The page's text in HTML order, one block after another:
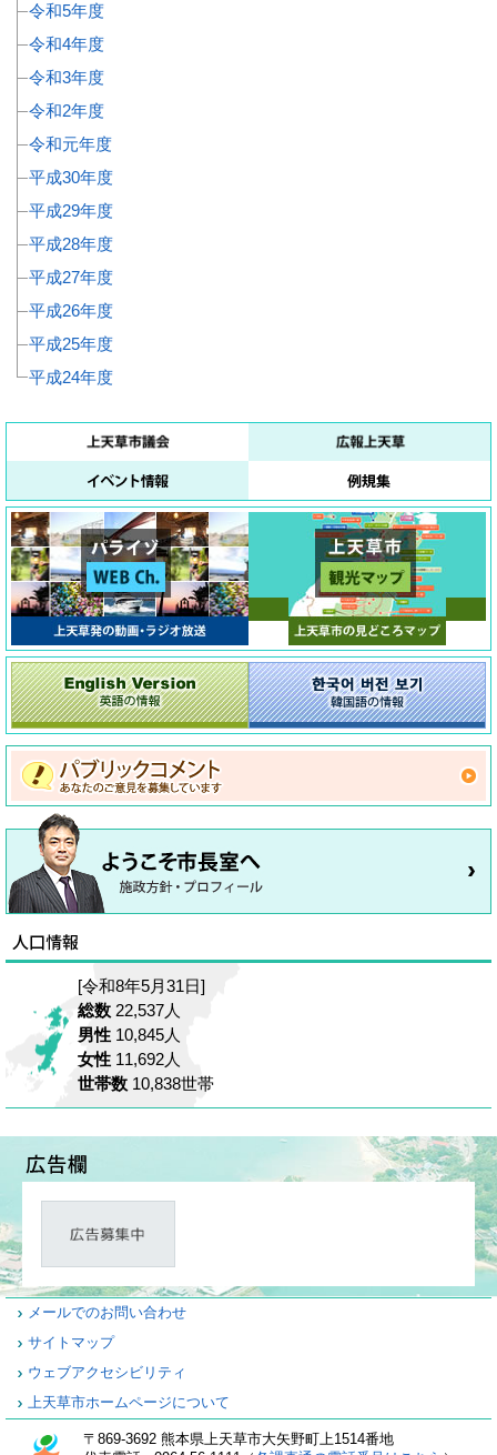
令和5年度
令和4年度
令和3年度
令和2年度
令和元年度
平成30年度
平成29年度
平成28年度
平成27年度
平成26年度
平成25年度
平成24年度
[令和8年5月31日]
総数 22,537人
男性 10,845人
女性 11,692人
世帯数 10,838世帯
メールでのお問い合わせ
サイトマップ
ウェブアクセシビリティ
上天草市ホームページについて
〒869-3692 熊本県上天草市大矢野町上1514番地